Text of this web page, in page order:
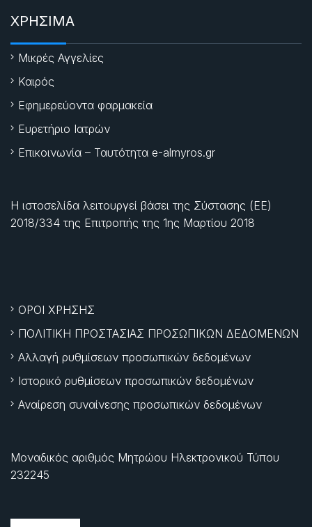
ΧΡΗΣΙΜΑ
Μικρές Αγγελίες
Καιρός
Εφημερεύοντα φαρμακεία
Ευρετήριο Ιατρών
Επικοινωνία – Ταυτότητα e-almyros.gr
Η ιστοσελίδα λειτουργεί βάσει της Σύστασης (ΕΕ)
2018/334 της Επιτροπής της 1ης Μαρτίου 2018
ΟΡΟΙ ΧΡΗΣΗΣ
ΠΟΛΙΤΙΚΗ ΠΡΟΣΤΑΣΙΑΣ ΠΡΟΣΩΠΙΚΩΝ ΔΕΔΟΜΕΝΩΝ
Αλλαγή ρυθμίσεων προσωπικών δεδομένων
Ιστορικό ρυθμίσεων προσωπικών δεδομένων
Αναίρεση συναίνεσης προσωπικών δεδομένων
Μοναδικός αριθμός Μητρώου Ηλεκτρονικού Τύπου
232245